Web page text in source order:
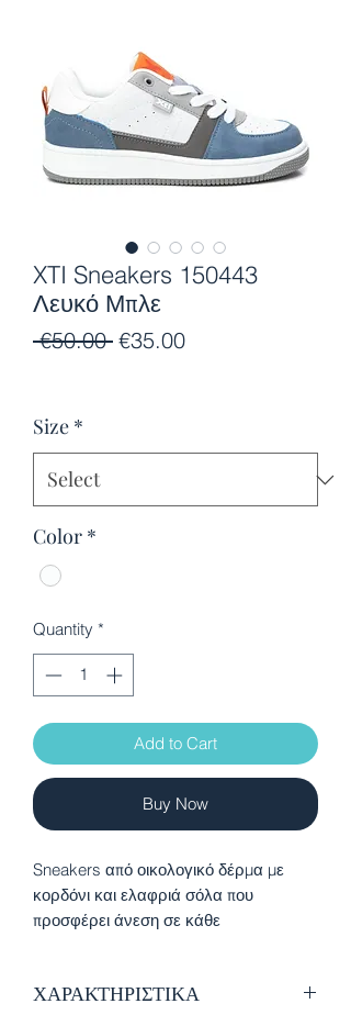
XTI Sneakers 150443
Λευκό Μπλε
€50.00 Regular
€35.00Sale
Size *
Color *
Quantity *
Add to Cart
Buy Now
Sneakers από οικολογικό δέρμα με
κορδόνι και ελαφριά σόλα που
προσφέρει άνεση σε κάθε
οργανισμό PETA
ΧΑΡΑΚΤΗΡΙΣΤΙΚΑ